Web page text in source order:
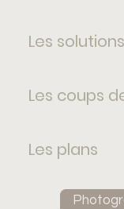
Les
Les coups
Les plans